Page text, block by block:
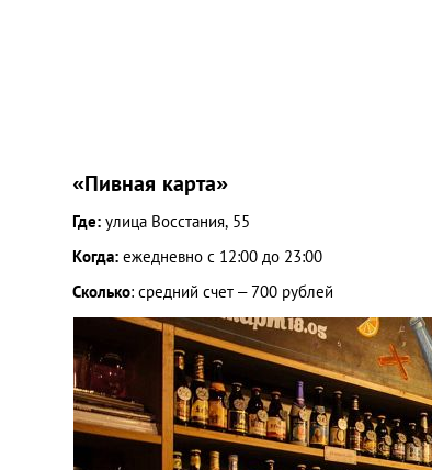
«Пивная карта»
Где: улица Восстания, 55
Когда: ежедневно с 12:00 до 23:00
Сколько: средний счет – 700 рублей